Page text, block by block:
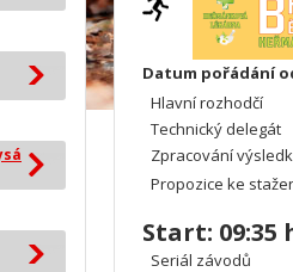
Datum pořádání od
Hlavní rozhodčí
Technický delegát
Zpracování
Propozice ke
Start: 09:35
Seriál závodů